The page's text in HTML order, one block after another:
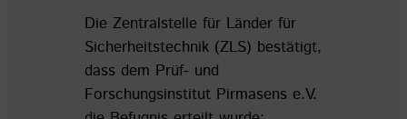
Die Zentralstelle für Länder für
Sicherheitstechnik (ZLS) bestätigt,
dass dem Prüf- und
Forschungsinstitut Pirmasens e.V.